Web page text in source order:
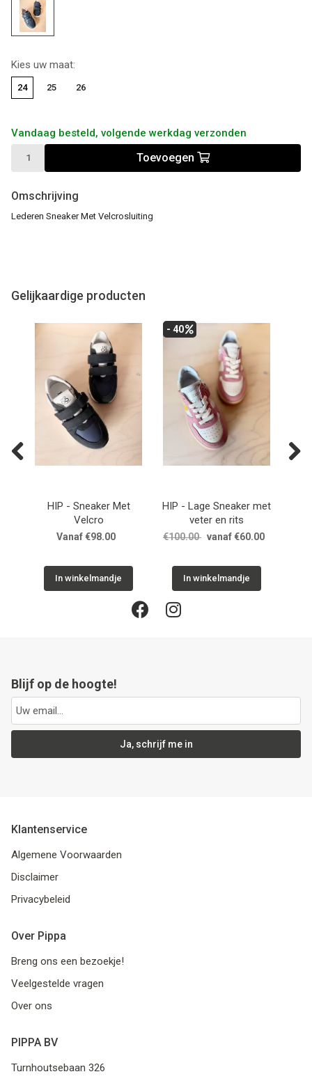
Kies uw maat:
24 25 26
Vandaag besteld, volgende werkdag verzonden
Toevoegen
Omschrijving
Lederen Sneaker Met Velcrosluiting
Gelijkaardige producten
Sneaker met
vanaf €60.00
- 40
HIP - Lage Sneaker Mini
€95.00 €57.00
In winkelmandje
- 40
NATURINO X
MOUNTAIN -
met rekveter
€117.00
In winkelmandje
Blijf op de hoogte!
Ja, schrijf me in
Klantenservice
Algemene Voorwaarden
Disclaimer
Privacybeleid
Over Pippa
Breng ons een bezoekje!
Veelgestelde vragen
Over ons
PIPPA BV
Turnhoutsebaan 326